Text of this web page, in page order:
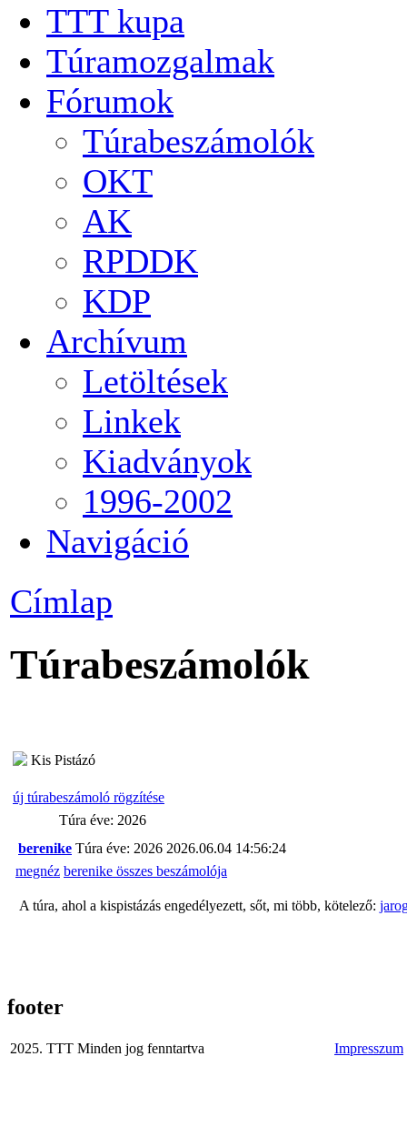
TTT kupa
Túramozgalmak
Fórumok
Túrabeszámolók
OKT
AK
RPDDK
KDP
Archívum
Letöltések
Linkek
Kiadványok
1996-2002
Navigáció
Címlap
Túrabeszámolók
Kis Pistázó
új túrabeszámoló rögzítése
Túra éve: 2026
berenike Túra éve: 2026 2026.06.04 14:56:24
megnéz berenike összes beszámolója
A túra, ahol a kispistázás engedélyezett, sőt, mi több, kötelező:
footer
2025. TTT Minden jog fenntartva Impresszum